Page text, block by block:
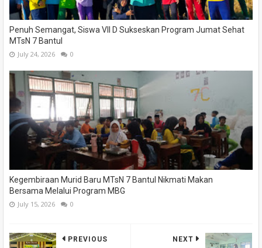
Penuh Semangat, Siswa VII D Sukseskan Program Jumat Sehat
MTsN 7 Bantul
July 24, 2026 0
Kegembiraan Murid Baru MTsN 7 Bantul Nikmati Makan
Bersama Melalui Program MBG
July 15, 2026 0
NEXT
PREVIOUS